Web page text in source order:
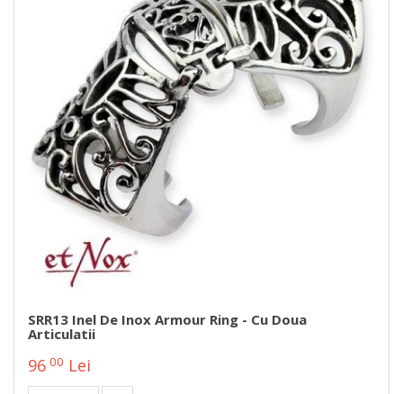
SRR13 Inel De Inox Armour Ring - Cu Doua
Articulatii
96 00 Lei